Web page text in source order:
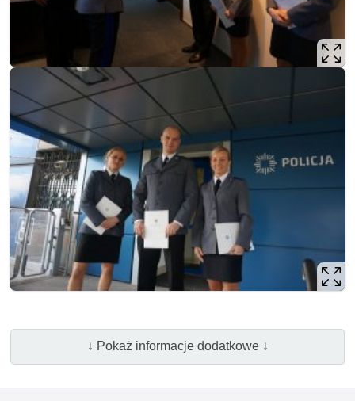
↓ Pokaż informacje dodatkowe ↓